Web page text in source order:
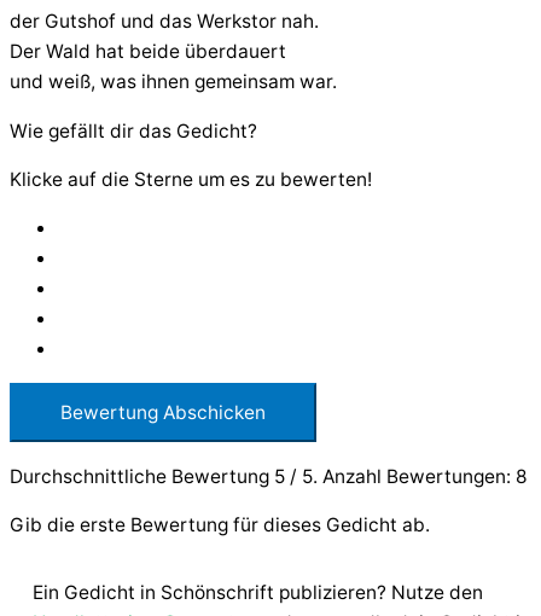
der Gutshof und das Werkstor nah.
Der Wald hat beide überdauert
und weiß, was ihnen gemeinsam war.
Wie gefällt dir das Gedicht?
Klicke auf die Sterne um es zu bewerten!
Bewertung Abschicken
Durchschnittliche Bewertung 5 / 5. Anzahl Bewertungen: 8
Gib die erste Bewertung für dieses Gedicht ab.
Ein Gedicht in Schönschrift publizieren? Nutze den